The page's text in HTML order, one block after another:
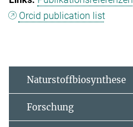
Orcid publication list
Naturstoffbiosynthese
Forschung